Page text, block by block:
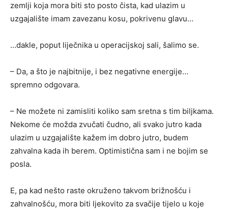
zemlji koja mora biti sto posto čista, kad ulazim u
uzgajalište imam zavezanu kosu, pokrivenu glavu…
…dakle, poput liječnika u operacijskoj sali, šalimo se.
– Da, a što je najbitnije, i bez negativne energije…
spremno odgovara.
– Ne možete ni zamisliti koliko sam sretna s tim biljkama.
Nekome će možda zvučati čudno, ali svako jutro kada
ulazim u uzgajalište kažem im dobro jutro, budem
zahvalna kada ih berem. Optimistična sam i ne bojim se
posla.
E, pa kad nešto raste okruženo takvom brižnošću i
zahvalnošću, mora biti ljekovito za svačije tijelo u koje